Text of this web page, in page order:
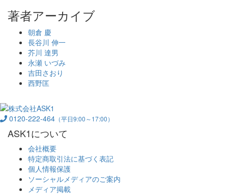
著者アーカイブ
朝倉 慶
長谷川 伸一
芥川 達男
永瀬 いづみ
吉田さおり
西野匡
0120-222-464 （平日9:00～17:00）
ASK1について
会社概要
特定商取引法に基づく表記
個人情報保護
ソーシャルメディアのご案内
メディア掲載